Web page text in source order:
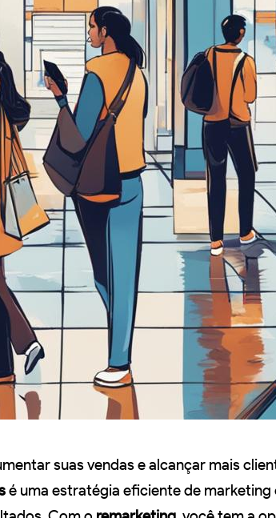
suas vendas e alcançar mais
é uma estratégia eficiente de marketing